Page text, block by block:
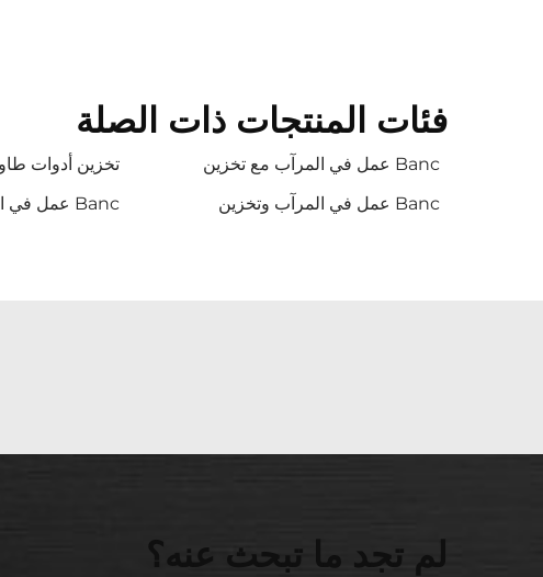
فئات المنتجات ذات الصلة
Banc عمل في المرآب مع تخزين تخزين أدوات
Banc عمل في المرآب وتخزين
Banc عمل في المرآب وتخزين
لم تجد ما تبحث عنه؟